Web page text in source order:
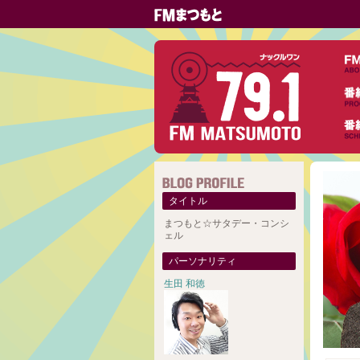
タイトル
まつもと☆サタデー・コンシ
ェル
パーソナリティ
生田 和徳